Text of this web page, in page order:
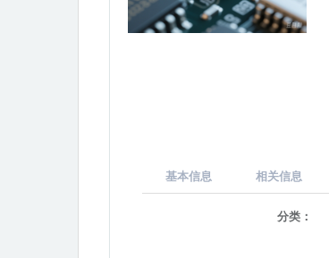
基本信息 相关信息
分类：